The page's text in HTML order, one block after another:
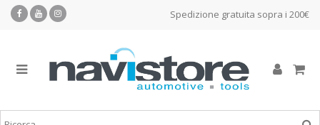
Spedizione gratuita sopra i 200€